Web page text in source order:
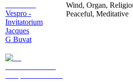
Vespro -
Invitatorium
Jacques
G Buvat
Wind, Organ,
Peaceful, Meditative